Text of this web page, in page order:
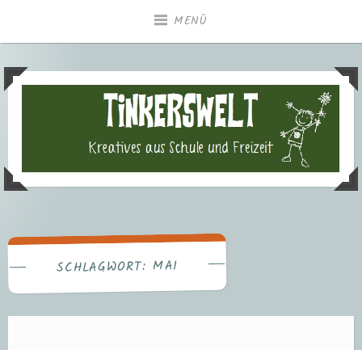
MENÜ
Tinkerswelt – Kreatives aus
Freizeit und Schule
SCHLAGWORT: MAI